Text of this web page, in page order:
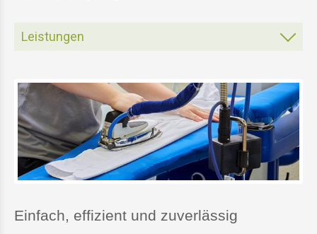
Leistungen
Textilreinigung
Auftragsfertigung
Einfach, effizient und zuverlässig